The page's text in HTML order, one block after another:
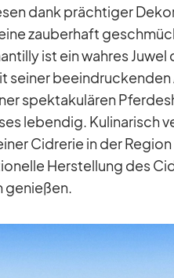
dank präch­ti­ger
zau­ber­haft
ist ein wah­res
sei­ner
spek­ta­ku­lä­ren
le­ben­dig. Ku­li­na­risch
Cid­re­rie in der
Her­stel­lung des
ge­nie­ßen.